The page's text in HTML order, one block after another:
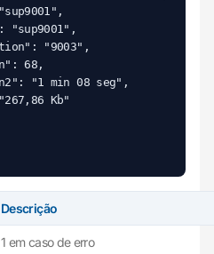
Descrição
1 em caso de erro